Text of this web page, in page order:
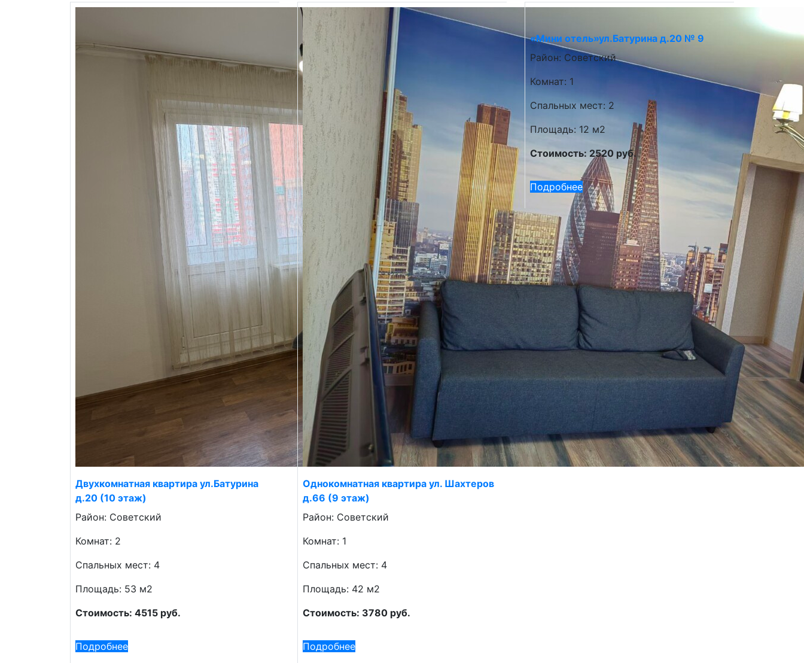
Двухкомнатная квартира ул.Батурина
д.20 (10 этаж)
Район: Советский
Комнат: 2
Спальных мест: 4
Площадь: 53 м2
Стоимость: 4515 руб.
Подробнее
Однокомнатная квартира ул. Шахтеров
д.66 (9 этаж)
Район: Советский
Комнат: 1
Спальных мест: 4
Площадь: 42 м2
Стоимость: 3780 руб.
Подробнее
«Мини отель»ул.Батурина д.20 № 9
Район: Советский
Комнат: 1
Спальных мест: 2
Площадь: 12 м2
Стоимость: 2520 руб.
Подробнее